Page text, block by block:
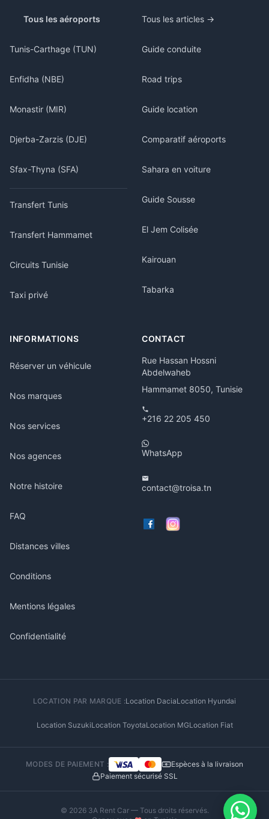
Tous les aéroports
Tunis-Carthage (TUN)
Enfidha (NBE)
Monastir (MIR)
Djerba-Zarzis (DJE)
Sfax-Thyna (SFA)
Transfert Tunis
Transfert Hammamet
Circuits Tunisie
Taxi privé
Tous les articles →
Guide conduite
Road trips
Guide location
Comparatif aéroports
Sahara en voiture
Guide Sousse
El Jem Colisée
Kairouan
Tabarka
INFORMATIONS
Réserver un véhicule
Nos marques
Nos services
Nos agences
Notre histoire
FAQ
Distances villes
Conditions
Mentions légales
Confidentialité
CONTACT
Rue Hassan Hossni
Abdelwaheb
Hammamet 8050, Tunisie
+216 22 205 450
WhatsApp
contact@troisa.tn
LOCATION PAR MARQUE :Location DaciaLocation Hyundai
Location SuzukiLocation ToyotaLocation MGLocation Fiat
MODES DE PAIEMENT :
Espèces à la livraison
Paiement sécurisé SSL
© 2026 3A Rent Car — Tous droits réservés.